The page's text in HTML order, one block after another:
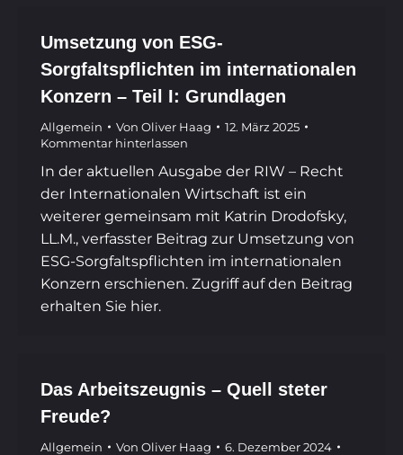
Umsetzung von ESG-
Sorgfaltspflichten im internationalen
Konzern – Teil I: Grundlagen
Allgemein Von Oliver Haag
12. März 2025
Kommentar hinterlassen
In der aktuellen Ausgabe der RIW – Recht
der Internationalen Wirtschaft ist ein
weiterer gemeinsam mit Katrin Drodofsky,
LL.M., verfasster Beitrag zur Umsetzung von
ESG-Sorgfaltspflichten im internationalen
Konzern erschienen. Zugriff auf den Beitrag
erhalten Sie hier.
Das Arbeitszeugnis – Quell steter
Freude?
Allgemein Von Oliver Haag
6. Dezember 2024